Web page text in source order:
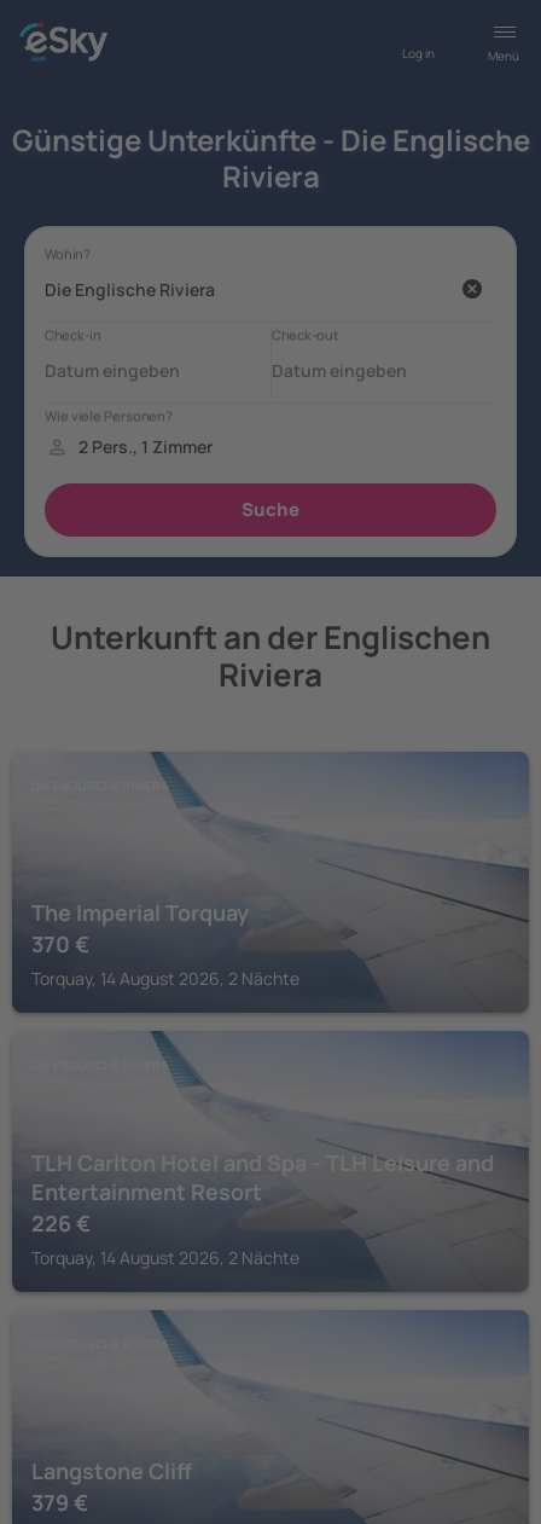
Menü
Log in
Günstige Unterkünfte - Die Englische
Riviera
Unterkunft an der Englischen
Riviera
DIE ENGLISCHE RIVIERA
The Imperial Torquay
370 €
Torquay, 14 August 2026, 2 Nächte
DIE ENGLISCHE RIVIERA
TLH Carlton Hotel and Spa - TLH Leisure and
Entertainment Resort
226 €
Torquay, 14 August 2026, 2 Nächte
DIE ENGLISCHE RIVIERA
Langstone Cliff
379 €